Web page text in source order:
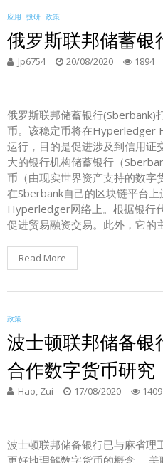
应用 投研 政策
俄罗斯联邦储蓄银
Jp6754 20/08/2020 1894
俄罗斯联邦储蓄银行(Sberbank)
币。该稳定币将在Hyperledger
运行，目的是促进涉及到信用证
大的银行机构储蓄银行（
币（由现实世界资产支持的数字
在Sberbank自己的区块链平台
Hyperledger网络上。根据银行
促进贸易融资交易。此外，它的
Read More
政策
波士顿联邦储备银
合作数字货币研究
Hao, Zui 17/08/2020 1409
波士顿联邦储备银行已与麻省理